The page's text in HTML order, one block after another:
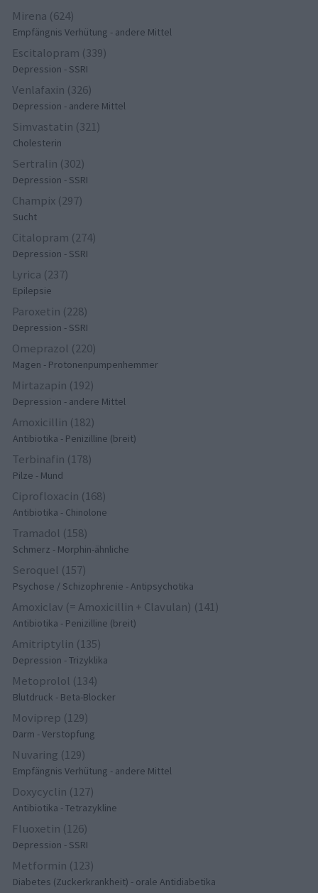
Mirena (624)
Empfängnis Verhütung - andere Mittel
Escitalopram (339)
Depression - SSRI
Venlafaxin (326)
Depression - andere Mittel
Simvastatin (321)
Cholesterin
Sertralin (302)
Depression - SSRI
Champix (297)
Sucht
Citalopram (274)
Depression - SSRI
Lyrica (237)
Epilepsie
Paroxetin (228)
Depression - SSRI
Omeprazol (220)
Magen - Protonenpumpenhemmer
Mirtazapin (192)
Depression - andere Mittel
Amoxicillin (182)
Antibiotika - Penizilline (breit)
Terbinafin (178)
Pilze - Mund
Ciprofloxacin (168)
Antibiotika - Chinolone
Tramadol (158)
Schmerz - Morphin-ähnliche
Seroquel (157)
Psychose / Schizophrenie - Antipsychotika
Amoxiclav (= Amoxicillin + Clavulan) (141)
Antibiotika - Penizilline (breit)
Amitriptylin (135)
Depression - Trizyklika
Metoprolol (134)
Blutdruck - Beta-Blocker
Moviprep (129)
Darm - Verstopfung
Nuvaring (129)
Empfängnis Verhütung - andere Mittel
Doxycyclin (127)
Antibiotika - Tetrazykline
Fluoxetin (126)
Depression - SSRI
Metformin (123)
Diabetes (Zuckerkrankheit) - orale Antidiabetika